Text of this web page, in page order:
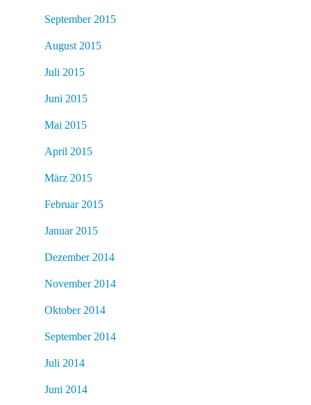
September 2015
August 2015
Juli 2015
Juni 2015
Mai 2015
April 2015
März 2015
Februar 2015
Januar 2015
Dezember 2014
November 2014
Oktober 2014
September 2014
Juli 2014
Juni 2014